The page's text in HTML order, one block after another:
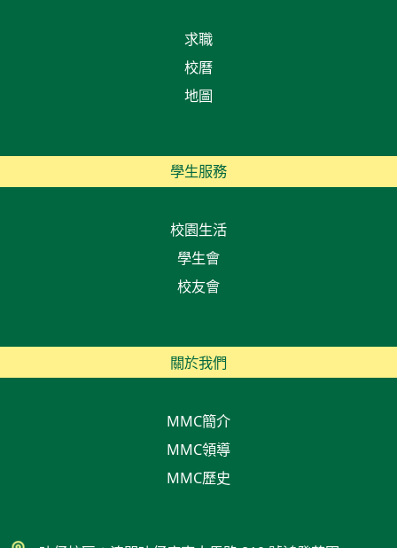
求職
校曆
地圖
學生服務
校園生活
學生會
校友會
關於我們
MMC簡介
MMC領導
MMC歷史